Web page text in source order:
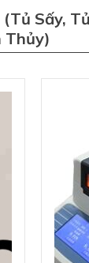
Sấy,
Thủy)